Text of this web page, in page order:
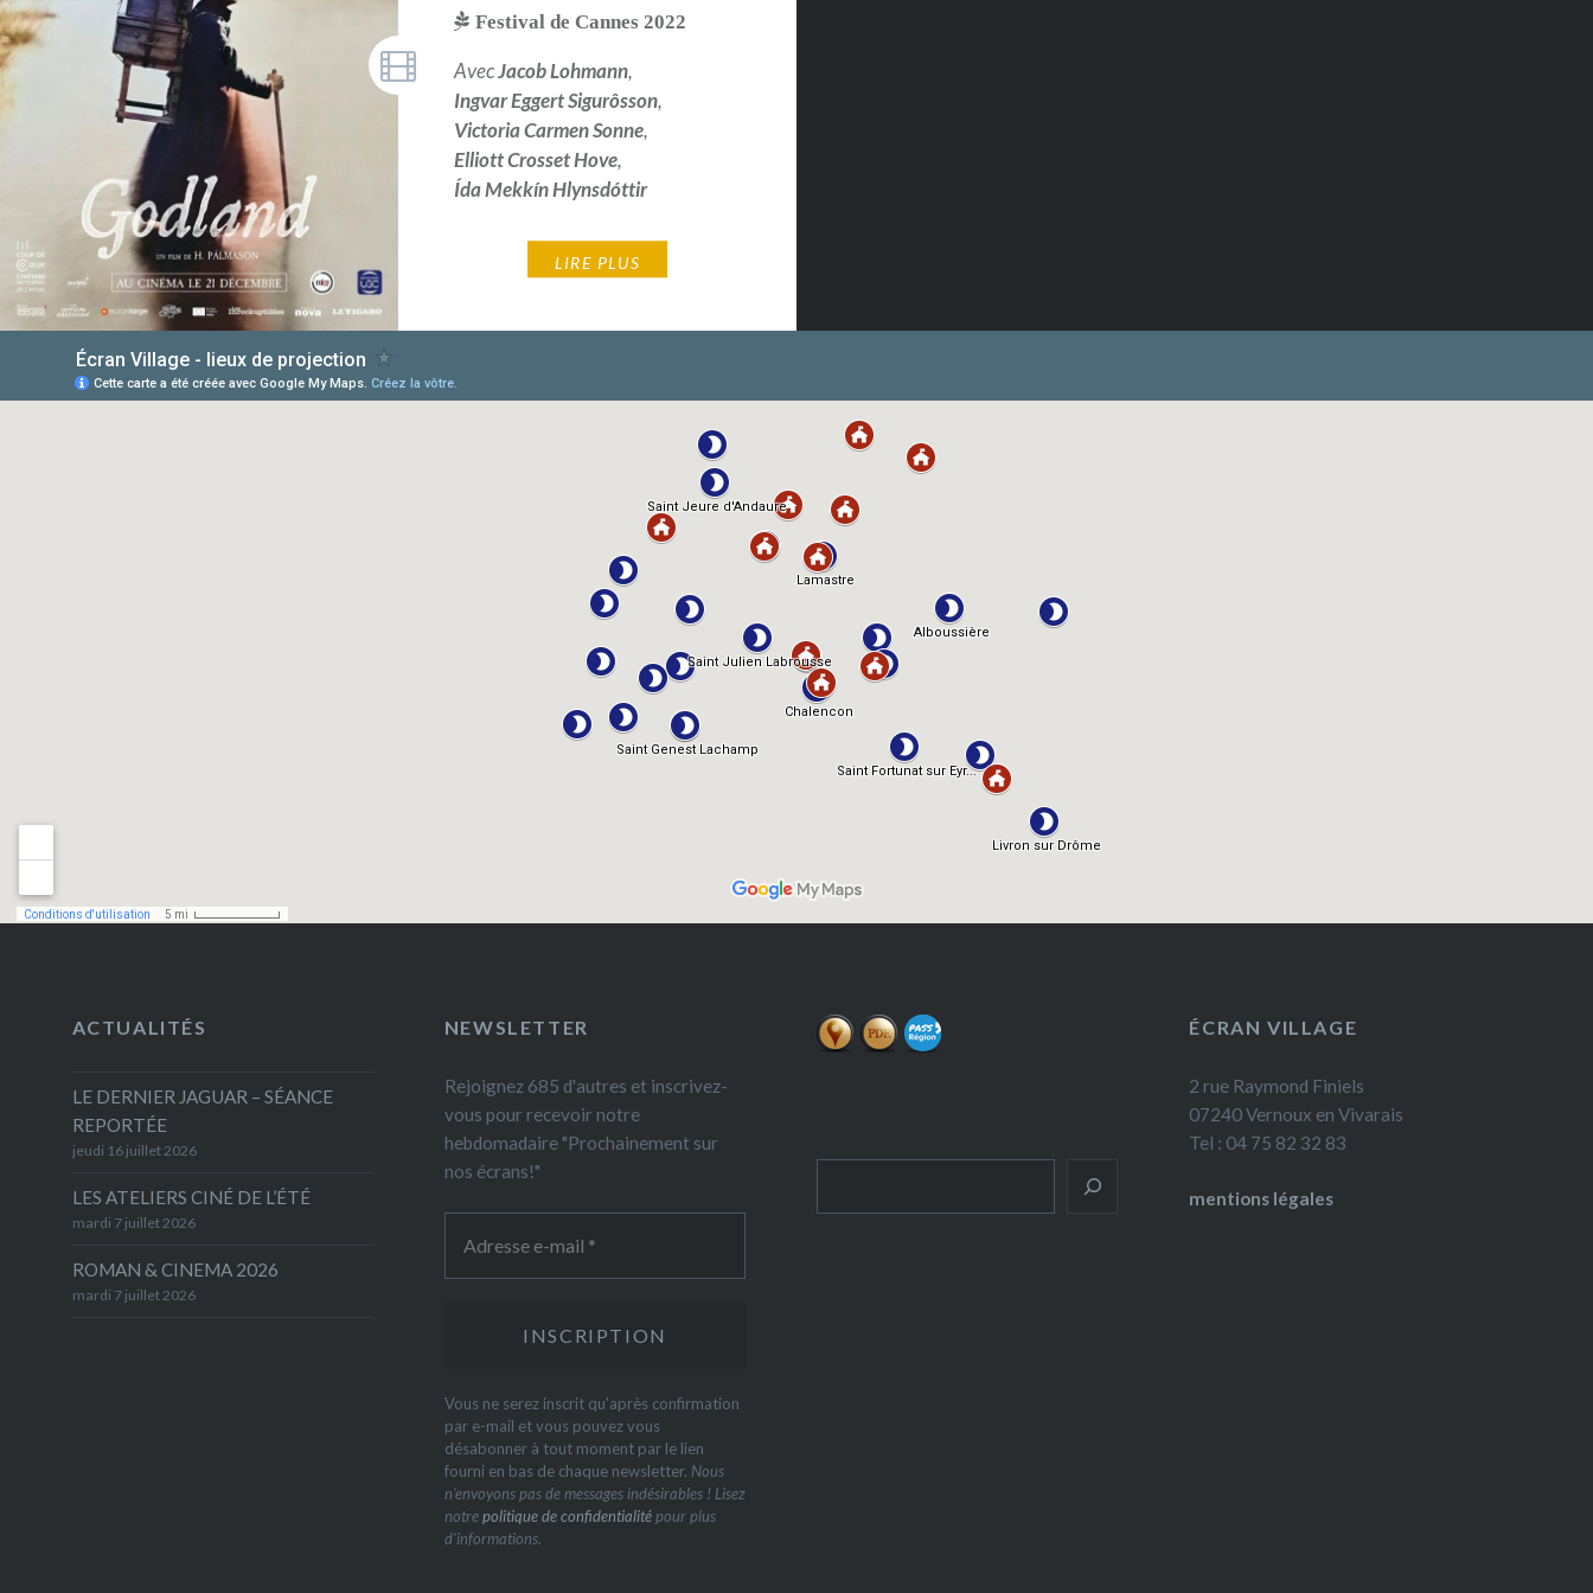
Festival de Cannes 2022
AvecJacob Lohmann,
Ingvar Eggert Sigurôsson,
Victoria Carmen Sonne,
Elliott Crosset Hove,
Ída Mekkín Hlynsdóttir
LIRE PLUS
ACTUALITÉS
LE DERNIER JAGUAR – SÉANCE
REPORTÉE
jeudi 16 juillet 2026
LES ATELIERS CINÉ DE L’ÉTÉ
mardi 7 juillet 2026
ROMAN & CINEMA 2026
mardi 7 juillet 2026
NEWSLETTER
Rejoignez 685 d'autres et inscrivez-
vous pour recevoir notre
hebdomadaire "Prochainement sur
nos écrans!"
Vous ne serez inscrit qu'après confirmation
par e-mail et vous pouvez vous
désabonner à tout moment par le lien
fourni en bas de chaque newsletter. Nous
n’envoyons pas de messages indésirables ! Lisez
notrepolitique de confidentialitépour plus
d’informations.
ÉCRAN VILLAGE
2 rue Raymond Finiels
07240 Vernoux en Vivarais
Tel : 04 75 82 32 83
mentions légales